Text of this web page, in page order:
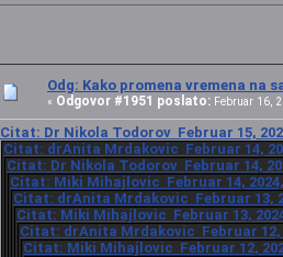
Odg: Kako promena vremena na
« Odgovor #1951 poslato: Februar 16,
Citat: Dr Nikola Todorov Februar 15,
Citat: drAnita Mrdakovic Februar 14,
Citat: Dr Nikola Todorov Februar 14,
Citat: Miki Mihajlovic Februar 14, 2024,
Citat: drAnita Mrdakovic Februar 13,
Citat: Miki Mihajlovic Februar 13,
Citat: drAnita Mrdakovic Februar 12,
Citat: Miki Mihajlovic Februar 12,